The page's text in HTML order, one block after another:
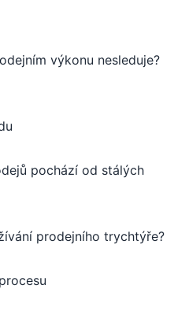
výkonu nesleduje?
pochází od stálých
prodejního trychtýře?